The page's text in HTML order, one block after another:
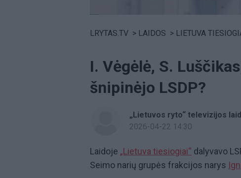
LRYTAS.TV > LAIDOS > LIETUVA
I. Vėgėlė, S.
šnipinėjo LSDP?
„Lietuvos ryto“ televizijos
2026-04-22 14:30
Laidoje „Lietuva tiesiogiai“ dalyvavo
Seimo narių grupės frakcijos narys